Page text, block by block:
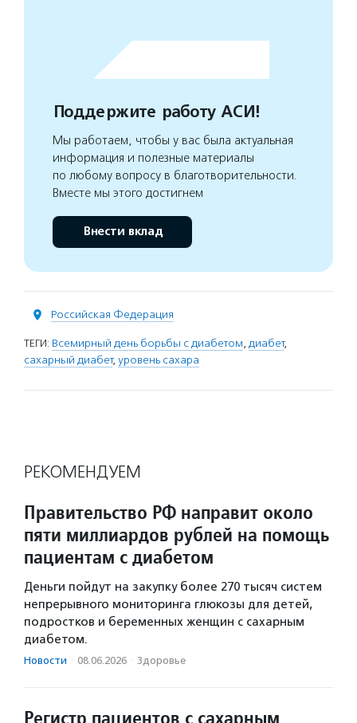
Поддержите работу АСИ!
Мы работаем, чтобы у вас была актуальная
информация и полезные материалы
по любому вопросу в благотворительности.
Вместе мы этого достигнем
Внести вклад
Российская Федерация
ТЕГИ: Всемирный день борьбы с диабетом, диабет,
сахарный диабет, уровень сахара
РЕКОМЕНДУЕМ
Правительство РФ направит около
пяти миллиардов рублей на помощь
пациентам с диабетом
Деньги пойдут на закупку более 270 тысяч систем
непрерывного мониторинга глюкозы для детей,
подростков и беременных женщин с сахарным
диабетом.
Новости · 08.06.2026 · Здоровье